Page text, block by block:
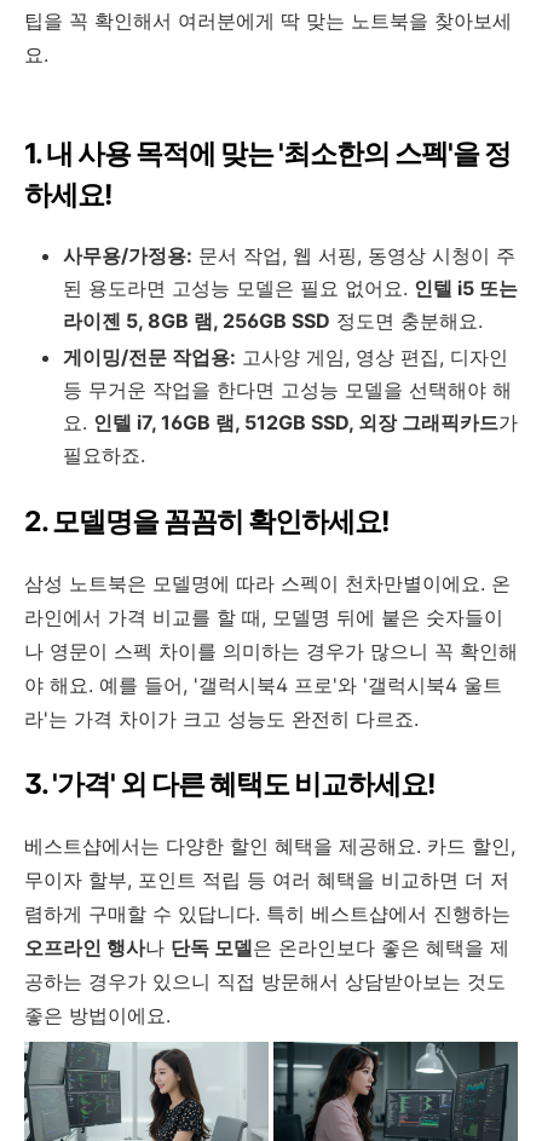
팁을 꼭 확인해서 여러분에게 딱 맞는 노트북을 찾아보세
요.
1. 내 사용 목적에 맞는 '최소한의 스펙'을 정
하세요!
사무용/가정용: 문서 작업, 웹 서핑, 동영상 시청이 주
된 용도라면 고성능 모델은 필요 없어요. 인텔 i5 또는
라이젠 5, 8GB 램, 256GB SSD 정도면 충분해요.
게이밍/전문 작업용: 고사양 게임, 영상 편집, 디자인
등 무거운 작업을 한다면 고성능 모델을 선택해야 해
요. 인텔 i7, 16GB 램, 512GB SSD, 외장 그래픽카드가
필요하죠.
2. 모델명을 꼼꼼히 확인하세요!
삼성 노트북은 모델명에 따라 스펙이 천차만별이에요. 온
라인에서 가격 비교를 할 때, 모델명 뒤에 붙은 숫자들이
나 영문이 스펙 차이를 의미하는 경우가 많으니 꼭 확인해
야 해요. 예를 들어, '갤럭시북4 프로'와 '갤럭시북4 울트
라'는 가격 차이가 크고 성능도 완전히 다르죠.
3. '가격' 외 다른 혜택도 비교하세요!
베스트샵에서는 다양한 할인 혜택을 제공해요. 카드 할인,
무이자 할부, 포인트 적립 등 여러 혜택을 비교하면 더 저
렴하게 구매할 수 있답니다. 특히 베스트샵에서 진행하는
오프라인 행사나 단독 모델은 온라인보다 좋은 혜택을 제
공하는 경우가 있으니 직접 방문해서 상담받아보는 것도
좋은 방법이에요.